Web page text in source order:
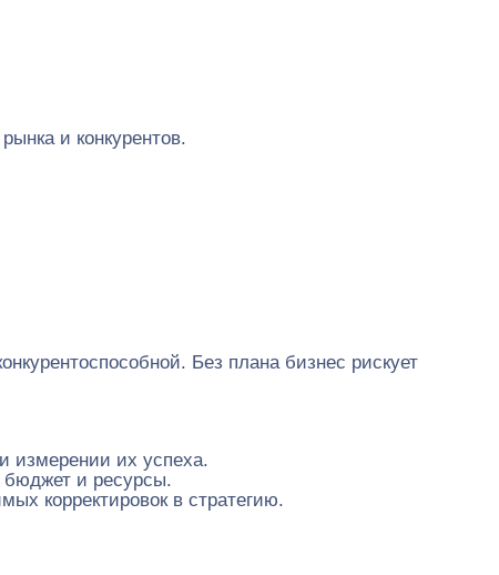
и конкурентов.
Без плана бизнес рискует
измерении их успеха.
бюджет и ресурсы.
корректировок в стратегию.